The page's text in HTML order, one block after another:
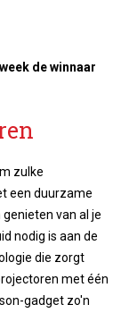
de winnaar
zulke
een duurzame
van al je
nodig is aan de
die zorgt
met één
gadget zo'n